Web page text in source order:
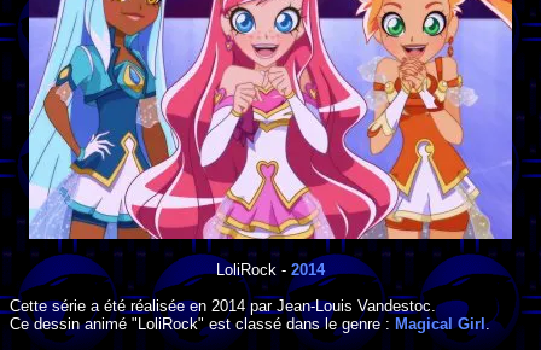
LoliRock - 2014
Cette série a été réalisée en 2014par Jean-Louis Vandestoc
Ce dessin animé "LoliRock" est classé dans le genre : Magical Girl.